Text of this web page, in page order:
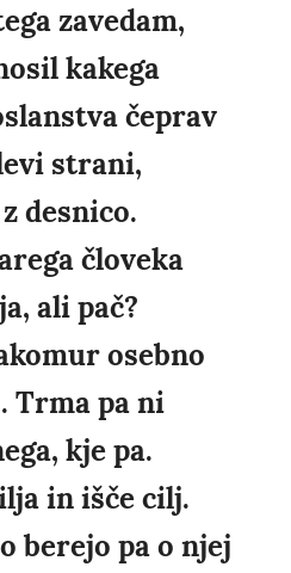
zavedam,
kakega
čeprav
strani,
desnico.
človeka
ali pač?
osebno
Trma pa ni
kje pa.
in išče cilj.
berejo pa o njej